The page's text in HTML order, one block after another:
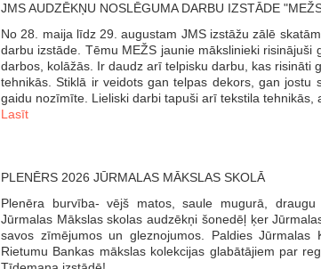
JMS AUDZĒKŅU NOSLĒGUMA DARBU IZSTĀDE
No 28. maija līdz 29. augustam JMS izstāžu zālē
darbu izstāde. Tēmu MEŽS jaunie mākslinieki
darbos, kolāžās. Ir daudz arī telpisku darbu, kas risināti
tehnikās. Stiklā ir veidots gan telpas dekors, gan jostu
gaidu nozīmīte. Lieliski darbi tapuši arī tekstila tehnikās,
Lasīt
PLENĒRS 2026 JŪRMALAS MĀKSLAS SKOLĀ
Plenēra burvība- vējš matos, saule mugurā,
Jūrmalas Mākslas skolas audzēkņi šonedēļ ķer
savos zīmējumos un gleznojumos. Paldies
Rietumu Bankas mākslas kolekcijas glabātājiem par